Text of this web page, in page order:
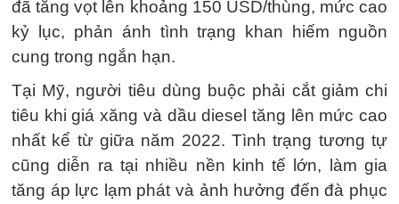
đã tăng vọt lên khoảng 150 USD/thùng, mức cao
kỷ lục, phản ánh tình trạng khan hiếm nguồn
cung trong ngắn hạn.
Tại Mỹ, người tiêu dùng buộc phải cắt giảm chi
tiêu khi giá xăng và dầu diesel tăng lên mức cao
nhất kể từ giữa năm 2022. Tình trạng tương tự
cũng diễn ra tại nhiều nền kinh tế lớn, làm gia
tăng áp lực lạm phát và ảnh hưởng đến đà phục